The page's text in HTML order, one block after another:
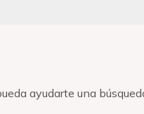
ayudarte una